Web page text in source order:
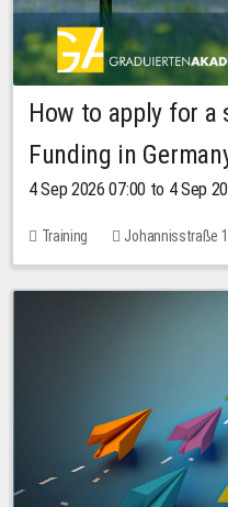
How to apply for a
Funding in
4 Sep 2026 07:00 to 4 Sep
Training
Johannisstraße
7 places
10.00 EUR